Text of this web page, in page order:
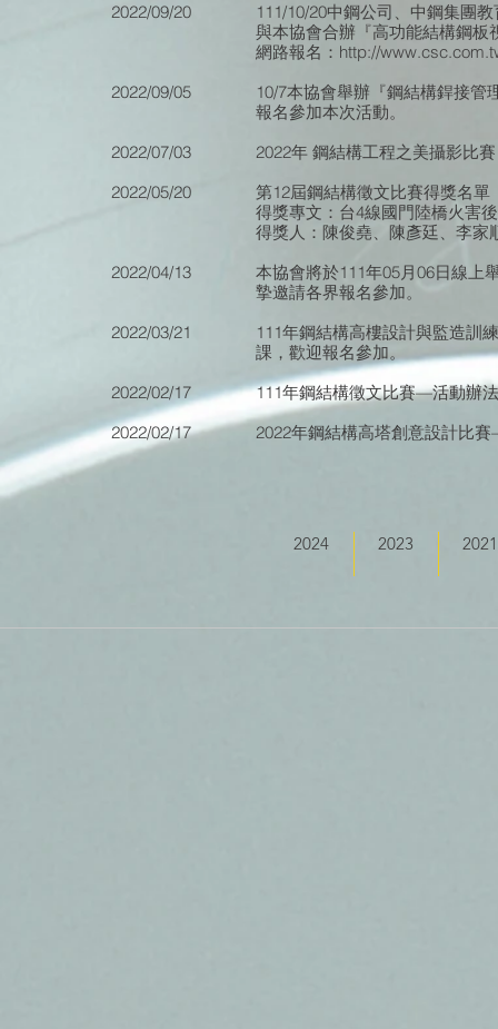
2022/09/20
2022/09/05
2022/07/03
2022/05/20
2022/04/13
2022/03/21
2022/02/17
2022/02/17
111/10/20中鋼公司、中鋼集團
與本協會合辦『高功能結構鋼
網路報名：http://
10/7本協會舉辦『鋼結構銲接管
報名參加本次活動。
2022年 鋼結構工程之美攝影比
第12屆鋼結構徵文比賽得獎名單
得獎專文：台4線國門陸橋火害
得獎人：陳俊堯、陳彥廷、李家
本協會將於111年05月06日線上
摯邀請各界報名參加。
111年鋼結構高樓設計與監造訓
課，歡迎報名參加。
111年鋼結構徵文比賽—活動辦法
2022年鋼結構高塔創意設計比
2024 2023 2021